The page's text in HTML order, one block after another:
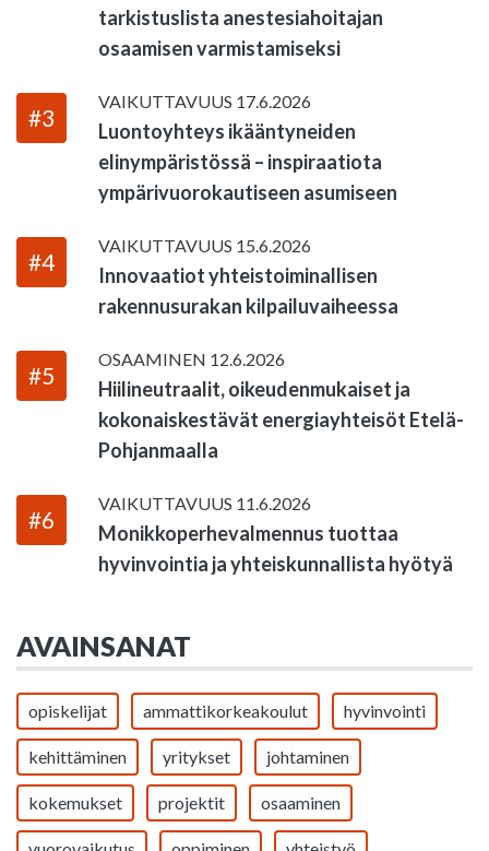
tarkistuslista anestesiahoitajan
osaamisen varmistamiseksi
#3
VAIKUTTAVUUS 17.6.2026
Luontoyhteys ikääntyneiden
elinympäristössä – inspiraatiota
ympärivuorokautiseen asumiseen
#4
VAIKUTTAVUUS 15.6.2026
Innovaatiot yhteistoiminallisen
rakennusurakan kilpailuvaiheessa
#5
OSAAMINEN 12.6.2026
Hiilineutraalit, oikeudenmukaiset ja
kokonaiskestävät energiayhteisöt Etelä-
Pohjanmaalla
#6
VAIKUTTAVUUS 11.6.2026
Monikkoperhevalmennus tuottaa
hyvinvointia ja yhteiskunnallista hyötyä
AVAINSANAT
opiskelijat ammattikorkeakoulut hyvinvointi
kehittäminen yritykset johtaminen
kokemukset projektit osaaminen